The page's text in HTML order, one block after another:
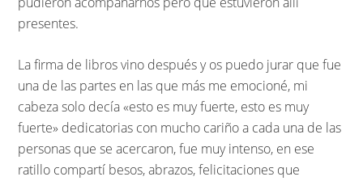
presentes.
La firma de libros vino después y os puedo jurar que fue
una de las partes en las que más me emocioné, mi
cabeza solo decía «esto es muy fuerte, esto es muy
fuerte» dedicatorias con mucho cariño a cada una de las
personas que se acercaron, fue muy intenso, en ese
ratillo compartí besos, abrazos, felicitaciones que